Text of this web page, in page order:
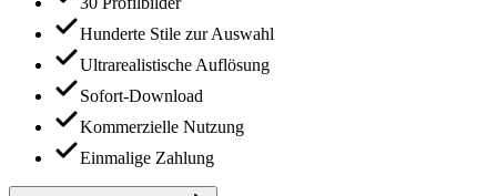
Hunderte Stile zur Auswahl
Ultrarealistische Auflösung
Sofort-Download
Kommerzielle Nutzung
Einmalige Zahlung